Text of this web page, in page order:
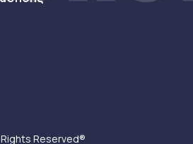
Reserved®